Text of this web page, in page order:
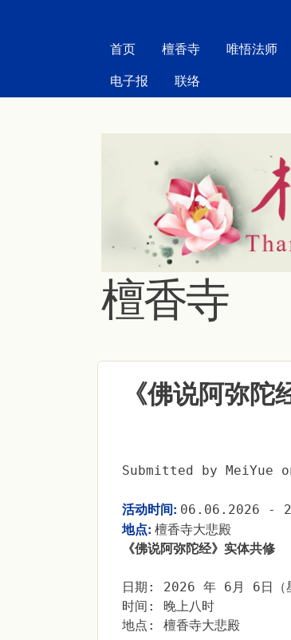
首页 檀香寺 唯悟法师
电子报 联络
檀香寺
《佛说阿弥
Submitted by MeiYue
活动时间: 06.06.2026 -
地点: 檀香寺大悲殿
《佛说阿弥陀经》实体共修
日期: 2026 年 6月 6日（星
时间: 晚上八时
地点: 檀香寺大悲殿